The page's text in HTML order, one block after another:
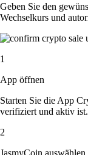
Geben Sie den
Wechselkurs und
1
App öffnen
Starten Sie die App
verifiziert und aktiv ist.
2
JasmyCoin auswählen